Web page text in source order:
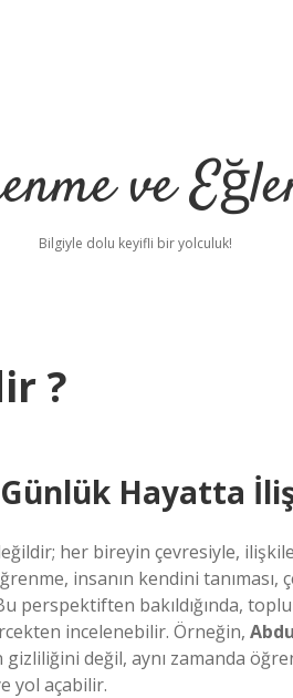
ve
Bilgiyle dolu keyifli bir yolculuk!
?
Hayatta
her bireyin çevresiyle,
insanın kendini tanıması,
perspektiften bakıldığında,
incelenebilir. Örneğin,
değil, aynı zamanda
yol açabilir.